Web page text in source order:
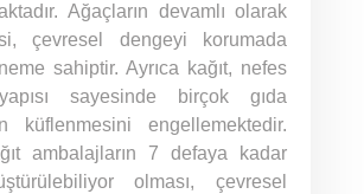
Ağaçların devamlı olarak
çevresel dengeyi korumada
sahiptir. Ayrıca kağıt, nefes
sayesinde birçok gıda
küflenmesini engellemektedir.
ambalajların 7 defaya kadar
olması, çevresel